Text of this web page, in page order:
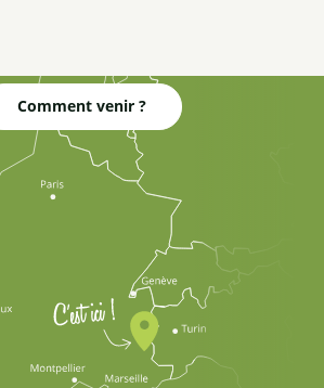
Comment venir ?